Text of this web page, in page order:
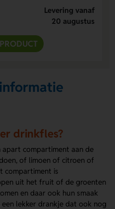
Levering vanaf
20 augustus
drinkfles?
compartiment aan de
of limoen of citroen of
compartiment is
uit het fruit of de groenten
en daar ook hun smaak
lekker drankje dat ook nog